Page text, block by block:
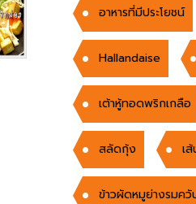
อาหารที่มีประโยชน์
Hallandaise
เต้าหู้ทอดพริกเกลือ
สลัดกุ้ง เ
ข้าวผัดหมูย่างรมควั